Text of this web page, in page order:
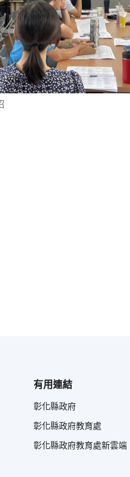
有用連結
彰化縣政府
彰化縣政府教育處
彰化縣政府教育處新雲端